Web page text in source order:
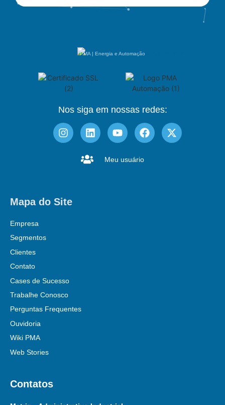
PMA | Energia e Automação
Nos siga em nossas redes:
Meu usuário
Mapa do Site
Empresa
Segmentos
Clientes
Contato
Cases de Sucesso
Trabalhe Conosco
Perguntas Frequentes
Ouvidoria
Wiki PMA
Web Stories
Contatos